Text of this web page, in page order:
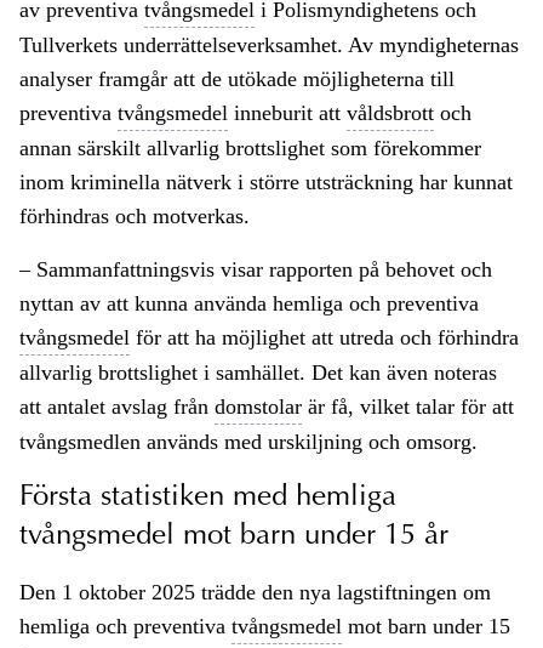
av preventiva tvångsmedel i Polismyndighetens och
Tullverkets underrättelseverksamhet. Av myndigheternas
analyser framgår att de utökade möjligheterna till
preventiva tvångsmedel inneburit att våldsbrott och
annan särskilt allvarlig brottslighet som förekommer
inom kriminella nätverk i större utsträckning har kunnat
förhindras och motverkas.
– Sammanfattningsvis visar rapporten på behovet och
nyttan av att kunna använda hemliga och preventiva
tvångsmedel för att ha möjlighet att utreda och förhindra
allvarlig brottslighet i samhället. Det kan även noteras
att antalet avslag från domstolar är få, vilket talar för att
tvångsmedlen används med urskiljning och omsorg.
Första statistiken med hemliga
tvångsmedel mot barn under 15 år
Den 1 oktober 2025 trädde den nya lagstiftningen om
hemliga och preventiva tvångsmedel mot barn under 15